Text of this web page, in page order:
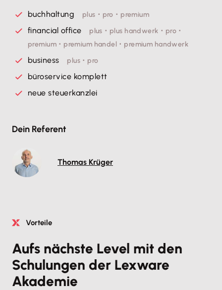
buchhaltung plus ･ pro ･ premium
financial office
plus ･ plus handwerk ･ pro ･
premium ･ premium handel ･ premium handwerk
business plus ･ pro
büroservice komplett
neue steuerkanzlei
Dein Referent
Thomas Krüger
Vorteile
Aufs nächste Level mit den
Schulungen der Lexware
Akademie